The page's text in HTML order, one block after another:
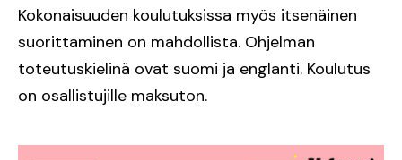
Kokonaisuuden koulutuksissa myös itsenäinen
suorittaminen on mahdollista. Ohjelman
toteutuskielinä ovat suomi ja englanti. Koulutus
on osallistujille maksuton.